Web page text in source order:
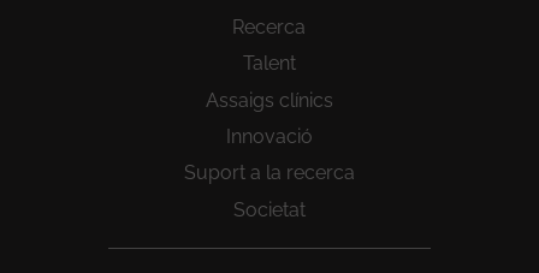
Recerca
Talent
Assaigs clínics
Innovació
Suport a la recerca
Societat